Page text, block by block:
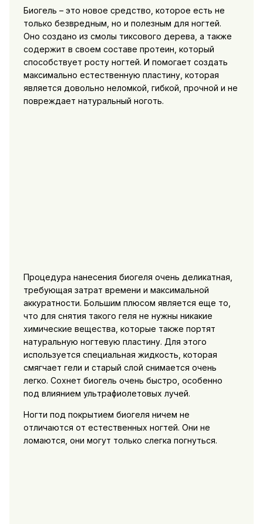
Биогель – это новое средство, которое есть не
только безвредным, но и полезным для ногтей.
Оно создано из смолы тиксового дерева, а также
содержит в своем составе протеин, который
способствует росту ногтей. И помогает создать
максимально естественную пластину, которая
является довольно неломкой, гибкой, прочной и не
повреждает натуральный ноготь.
Процедура нанесения биогеля очень деликатная,
требующая затрат времени и максимальной
аккуратности. Большим плюсом является еще то,
что для снятия такого геля не нужны никакие
химические вещества, которые также портят
натуральную ногтевую пластину. Для этого
используется специальная жидкость, которая
смягчает гели и старый слой снимается очень
легко. Сохнет биогель очень быстро, особенно
под влиянием ультрафиолетовых лучей.
Ногти под покрытием биогеля ничем не
отличаются от естественных ногтей. Они не
ломаются, они могут только слегка погнуться.